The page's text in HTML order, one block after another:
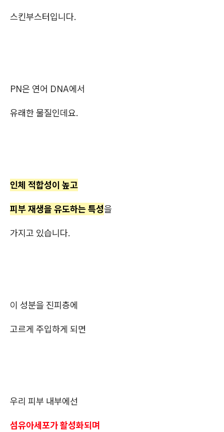
스킨부스터입니다.
PN은 연어 DNA에서
유래한 물질인데요.
인체 적합성이 높고
피부 재생을 유도하는 특성을
가지고 있습니다.
이 성분을 진피층에
고르게 주입하게 되면
우리 피부 내부에선
섬유아세포가 활성화되며